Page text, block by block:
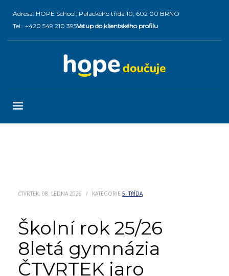
Adresa: HOPE School, Palackého třída 10, 602 00 BRNO
Tel.: +420 549 210 395Vstup do klientského profilu
ČTVRTEK, 08. LEDNA 2026 / KATEGORIE 5. TŘÍDA
Školní rok 25/26
8letá gymnázia
ČTVRTEK jaro